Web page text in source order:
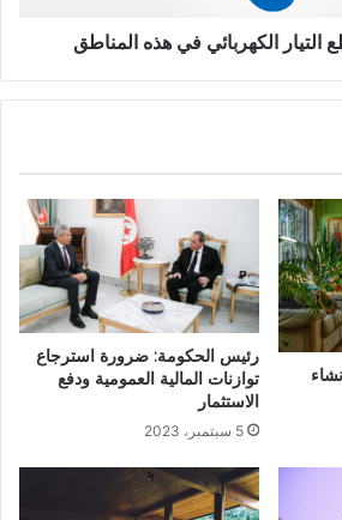
التيار الكهربائي في هذه المناطق
رئيس الحكومة: ضرورة استرجاع
توازنات المالية العمومية ودفع
الاستثمار
5 سبتمبر، 2023